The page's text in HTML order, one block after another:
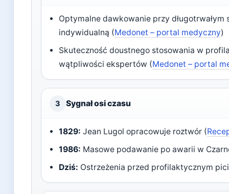
Optymalne dawkowanie przy
indywidualną (Medonet – portal medyczny)
Skuteczność doustnego stosowania w
wątpliwości ekspertów (Medonet – portal
3 Sygnał osi czasu
1829: Jean Lugol opracowuje roztwór (
1986: Masowe podawanie po awarii w
Dziś: Ostrzeżenia przed profilaktycznym